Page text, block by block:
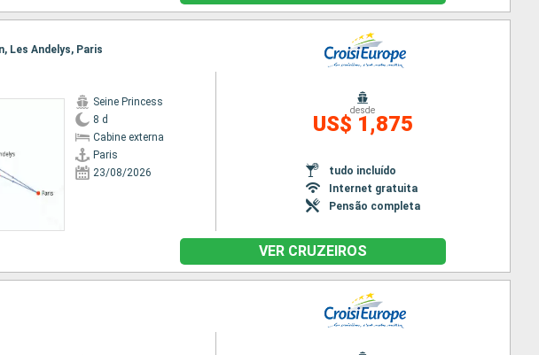
Les Andelys, Paris
Seine Princess
8 d
Cabine externa
Paris
23/08/2026
desde
US$ 1,875
tudo incluído
Internet gratuita
Pensão completa
VER CRUZEIROS